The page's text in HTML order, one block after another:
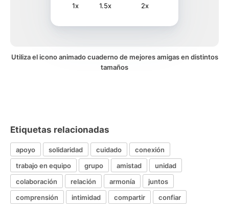
1x 1.5x 2x
Utiliza el icono animado cuaderno de mejores amigas en distintos
tamaños
Etiquetas relacionadas
apoyo solidaridad cuidado
conexión
trabajo en equipo
grupo amistad
unidad
colaboración
relación armonía
juntos
comprensión
intimidad compartir
confiar